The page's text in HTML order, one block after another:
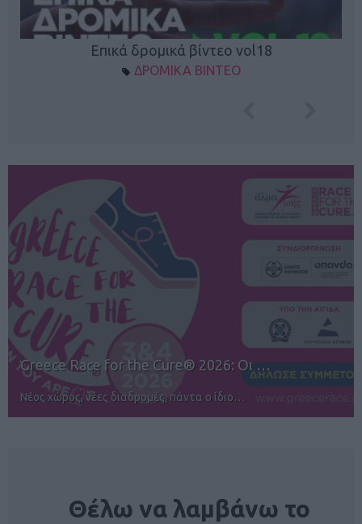
Επικά δρομικά βίντεο vol18
ΔΡΟΜΙΚΑ ΒΙΝΤΕΟ
12ος TUI Rhodes Marathon: Άνοιγμα ε…
Αγώνες για όλους στην Ρόδο
Θέλω να λαμβάνω το